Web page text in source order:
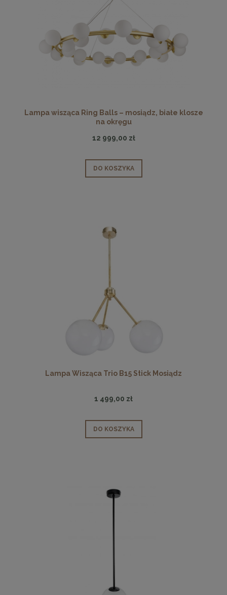
Lampa wisząca Ring Balls – mosiądz, białe klosze
na okręgu
12 999,00 zł
DO KOSZYKA
Lampa Wisząca Trio B15 Stick Mosiądz
1 499,00 zł
DO KOSZYKA